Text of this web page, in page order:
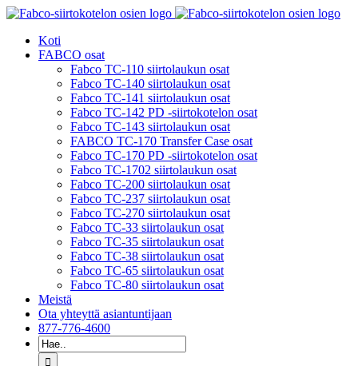
Siirry
Koti
FABCO osat
Fabco TC-110 siirtolaukun osat
Fabco TC-140 siirtolaukun osat
Fabco TC-141 siirtolaukun osat
Fabco TC-142 PD -siirtokotelon osat
Fabco TC-143 siirtolaukun osat
FABCO TC-170 Transfer Case osat
Fabco TC-170 PD -siirtokotelon osat
Fabco TC-1702 siirtolaukun osat
Fabco TC-200 siirtolaukun osat
Fabco TC-237 siirtolaukun osat
Fabco TC-270 siirtolaukun osat
Fabco TC-33 siirtolaukun osat
Fabco TC-35 siirtolaukun osat
Fabco TC-38 siirtolaukun osat
Fabco TC-65 siirtolaukun osat
Fabco TC-80 siirtolaukun osat
Meistä
Ota yhteyttä asiantuntijaan
877-776-4600
Etsiä: